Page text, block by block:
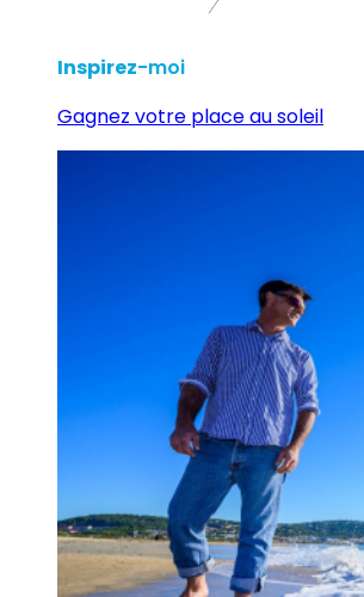
Inspirez-moi
Gagnez votre place au soleil